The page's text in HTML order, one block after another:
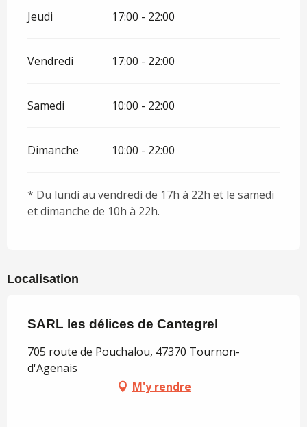
Jeudi 17:00 - 22:00
Vendredi 17:00 - 22:00
Samedi 10:00 - 22:00
Dimanche 10:00 - 22:00
* Du lundi au vendredi de 17h à 22h et le samedi
et dimanche de 10h à 22h.
Localisation
SARL les délices de Cantegrel
705 route de Pouchalou, 47370 Tournon-
d'Agenais
M'y rendre